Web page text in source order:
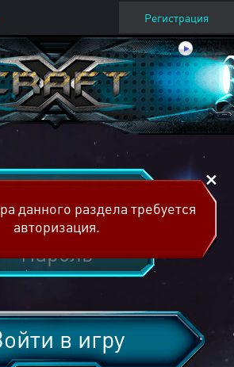
Регистрация
в игру
данного раздела требуется
авторизация.